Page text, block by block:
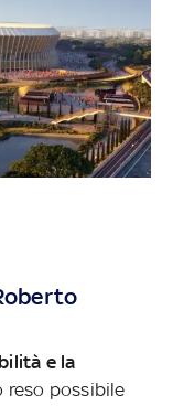
e la
possibile